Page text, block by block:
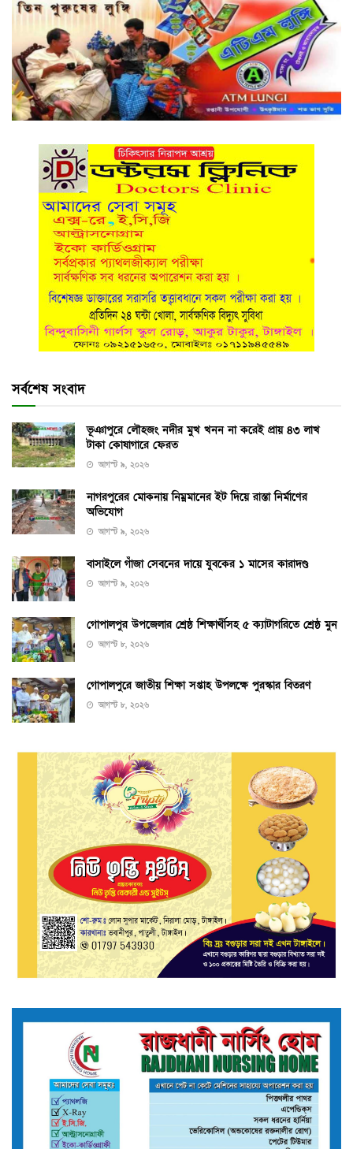
সর্বশেষ সংবাদ
ভূঞাপুরে লৌহজং নদীর মুখ খনন না করেই প্রায় ৪৩ লাখ
টাকা কোষাগারে ফেরত
আগস্ট ৯, ২০২৬
নাগরপুরের মোকনায় নিম্নমানের ইট দিয়ে রাস্তা নির্মাণের
অভিযোগ
আগস্ট ৯, ২০২৬
বাসাইলে গাঁজা সেবনের দায়ে যুবকের ১ মাসের কারাদণ্ড
আগস্ট ৯, ২০২৬
গোপালপুর উপজেলার শ্রেষ্ঠ শিক্ষার্থীসহ ৫ ক্যাটাগরিতে শ্রেষ্ঠ মুন
আগস্ট ৮, ২০২৬
গোপালপুরে জাতীয় শিক্ষা সপ্তাহ উপলক্ষে পুরস্কার বিতরণ
আগস্ট ৮, ২০২৬